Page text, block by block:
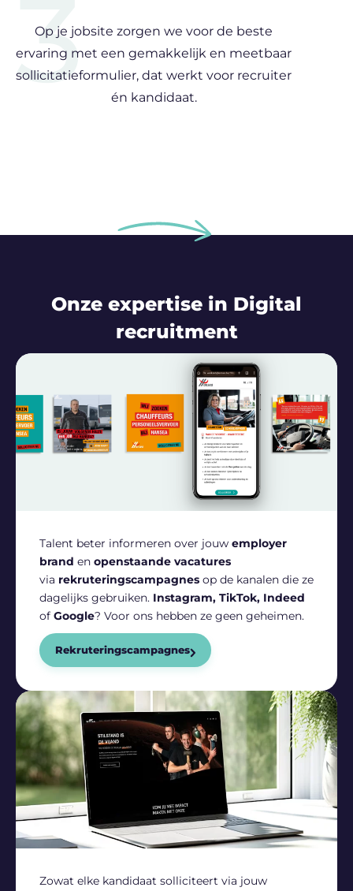
3
Op je jobsite zorgen we voor de beste
ervaring met een gemakkelijk en meetbaar
sollicitatieformulier, dat werkt voor recruiter
én kandidaat.
Onze expertise in Digital
recruitment
Talent beter informeren over jouw employer
brand en openstaande vacatures
via rekruteringscampagnes op de kanalen die ze
dagelijks gebruiken. Instagram, TikTok, Indeed
of Google? Voor ons hebben ze geen geheimen.
Rekruteringscampagnes
Zowat elke kandidaat solliciteert via jouw